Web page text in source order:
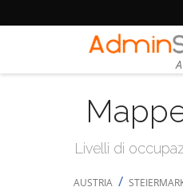
Livelli di
AUSTRIA /